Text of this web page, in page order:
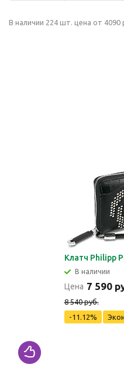
В наличии 224 шт. цена от 4090
Клатч Philipp
В наличии
Цена 7 590
8 540 руб.
-11.12%